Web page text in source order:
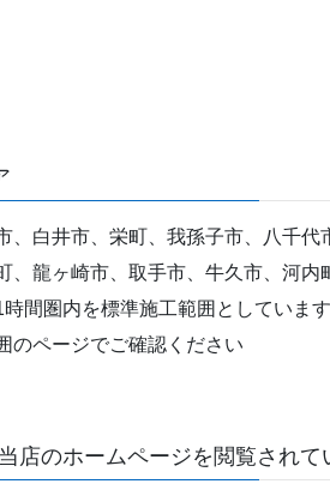
、白井市、栄町、我孫子市、八千
、龍ヶ崎市、取手市、牛久市、河内
間圏内を標準施工範囲としています
のページでご確認ください
店のホームページを閲覧され